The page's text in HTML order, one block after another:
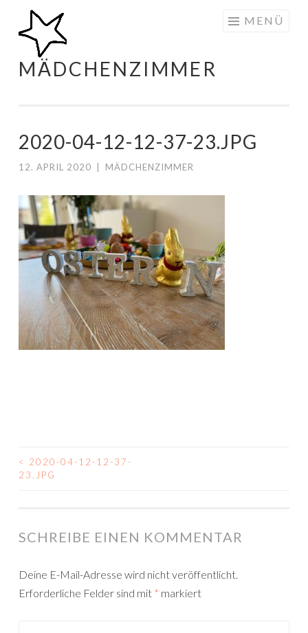
Zum
Inhalt
springen
MÄDCHENZIMMER
MENÜ
2020-04-12-12-37-23.JPG
12. APRIL 2020 MÄDCHENZIMMER
BEITRAGSNAVIGATION
<
2020-04-12-12-37-
23.JPG
SCHREIBE EINEN KOMMENTAR
Deine E-Mail-Adresse wird nicht veröffentlicht.
Erforderliche Felder sind mit * markiert